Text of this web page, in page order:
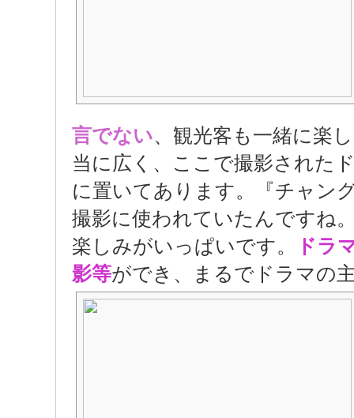
言でない、観光客も一緒に楽
当に広く、ここで撮影された
に置いてあります。『チャン
撮影に使われていたんですね
楽しみがいっぱいです。
ドラ
影等ができ、まるでドラマの